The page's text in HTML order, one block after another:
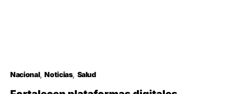
Nacional Noticias Salud